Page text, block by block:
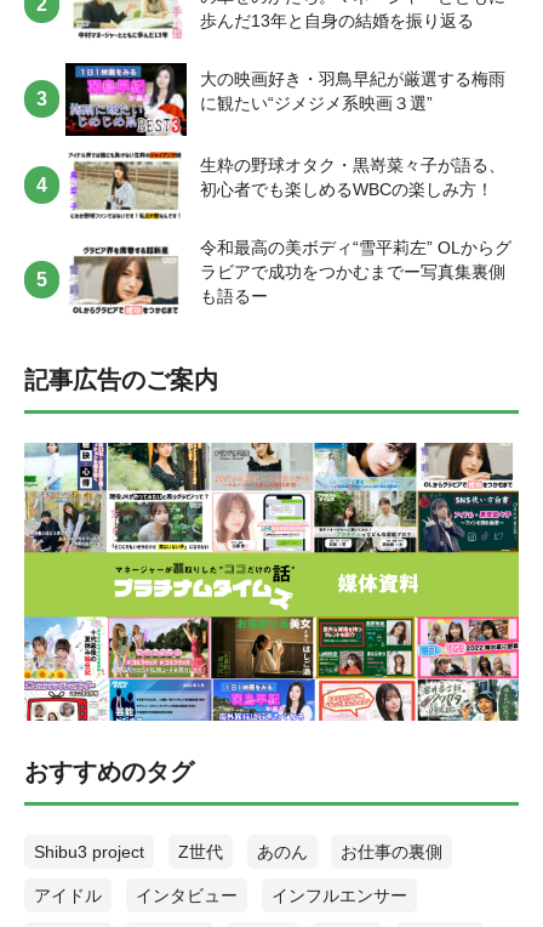
歩んだ13年と自身の結婚を振り返る
大の映画好き・羽鳥早紀が厳選する梅雨
に観たい“ジメジメ系映画３選”
生粋の野球オタク・黒嵜菜々子が語る、
初心者でも楽しめるWBCの楽しみ方！
令和最高の美ボディ“雪平莉左” OLからグ
ラビアで成功をつかむまでー写真集裏側
も語るー
記事広告のご案内
おすすめのタグ
Shibu3 project Z世代 あのん お仕事の裏側
アイドル インタビュー インフルエンサー